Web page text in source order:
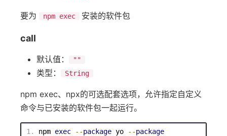
要为 npm exec 安装的软件包
call
默认值： ""
类型： String
npm exec、npx的可选配套选项，允许指定自定义
命令与已安装的软件包一起运行。
npm exec --package yo --package